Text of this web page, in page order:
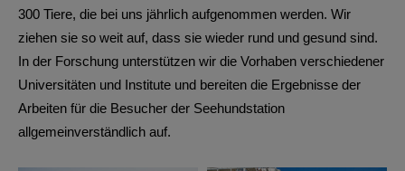
300 Tiere, die bei uns jährlich aufgenommen werden. Wir
ziehen sie so weit auf, dass sie wieder rund und gesund sind.
In der Forschung unterstützen wir die Vorhaben verschiedener
Universitäten und Institute und bereiten die Ergebnisse der
Arbeiten für die Besucher der Seehundstation
allgemeinverständlich auf.